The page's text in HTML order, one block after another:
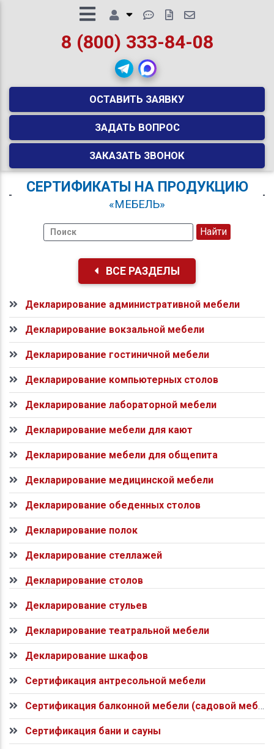
8 (800) 333-84-08
ОСТАВИТЬ ЗАЯВКУ
ЗАДАТЬ ВОПРОС
ЗАКАЗАТЬ ЗВОНОК
СЕРТИФИКАТЫ НА ПРОДУКЦИЮ
«МЕБЕЛЬ»
ВСЕ РАЗДЕЛЫ
Декларирование административной мебели
Декларирование вокзальной мебели
Декларирование гостиничной мебели
Декларирование компьютерных столов
Декларирование лабораторной мебели
Декларирование мебели для кают
Декларирование мебели для общепита
Декларирование медицинской мебели
Декларирование обеденных столов
Декларирование полок
Декларирование стеллажей
Декларирование столов
Декларирование стульев
Декларирование театральной мебели
Декларирование шкафов
Сертификация антресольной мебели
Сертификация балконной мебели (садовой мебели, беседок)
Сертификация бани и сауны